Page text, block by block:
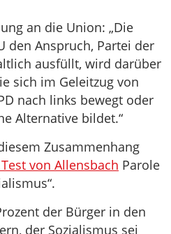
an die Union: „Die
den Anspruch, Partei der
ausfüllt, wird darüber
sich im Geleitzug von
nach links bewegt oder
Alternative bildet.“
Zusammenhang
von Allensbach Parole
der Bürger in den
der Sozialismus sei